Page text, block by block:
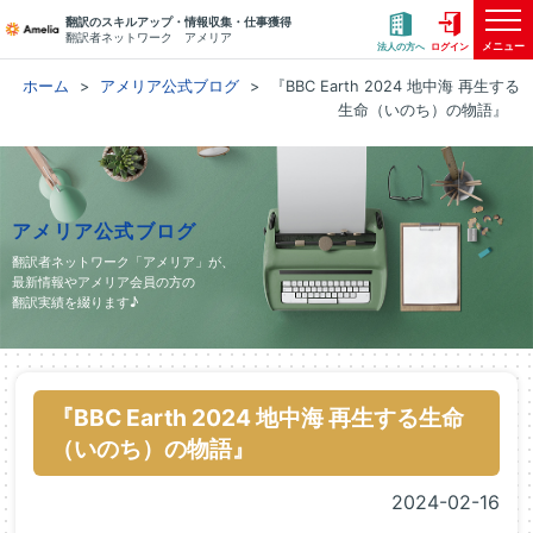
翻訳のスキルアップ・情報収集・仕事獲得
翻訳者ネットワーク アメリア
法人の方へ ログイン メニュー
ホーム アメリア公式ブログ
『BBC Earth 2024 地中海 再生する
生命（いのち）の物語』
アメリア公式ブログ
翻訳者ネットワーク「アメリア」が、
最新情報やアメリア会員の方の
翻訳実績を綴ります♪
『BBC Earth 2024 地中海 再生する生命
（いのち）の物語』
2024-02-16